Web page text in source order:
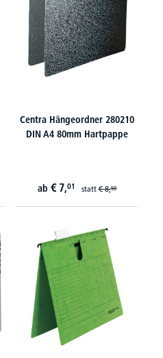
Centra Hängeordner 280210
DIN A4 80mm Hartpappe
ab € 7,01 statt€ 8,59